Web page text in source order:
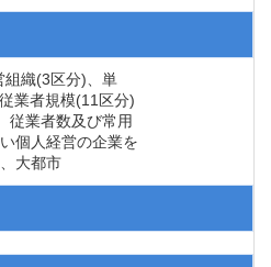
組織(3区分)、単
業者規模(11区分)
従業者数及び常用
個人経営の企業を
大都市